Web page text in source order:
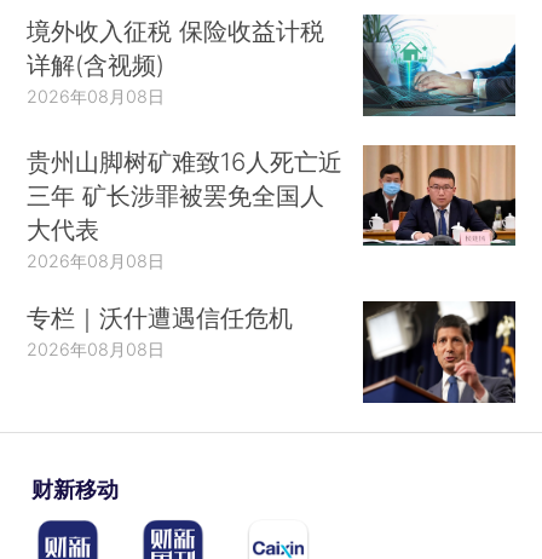
境外收入征税 保险收益计税
详解(含视频)
2026年08月08日
贵州山脚树矿难致16人死亡近
三年 矿长涉罪被罢免全国人
大代表
2026年08月08日
专栏｜沃什遭遇信任危机
2026年08月08日
财新移动